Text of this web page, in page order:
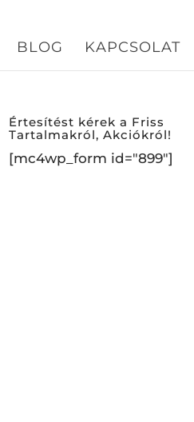
BLOG KAPCSOLAT
Értesítést kérek a Friss
Tartalmakról, Akciókról!
[mc4wp_form id="899"]